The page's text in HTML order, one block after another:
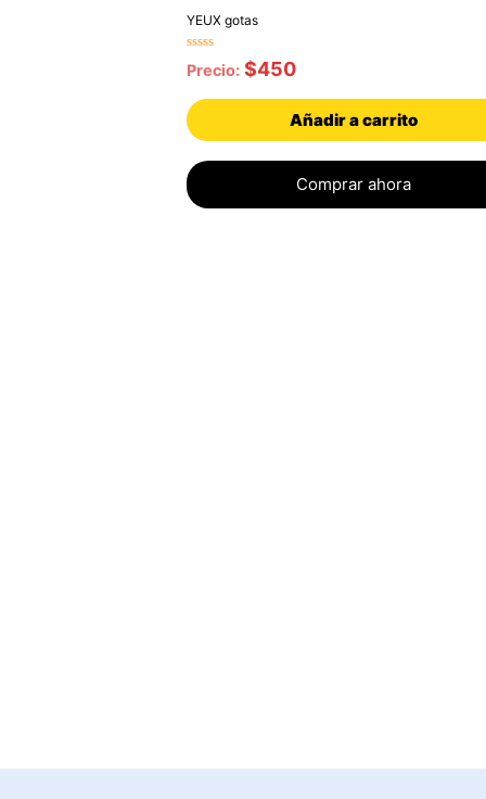
YEUX gotas
Valorado
con
de
5
Precio: $450
Añadir a carrito
Comprar ahora